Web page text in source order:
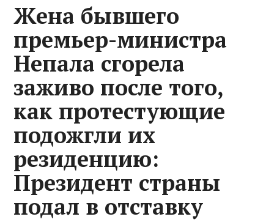
Жена бывшего
премьер-министра
Непала сгорела
заживо после того,
как протестующие
подожгли их
резиденцию:
Президент страны
подал в отставку